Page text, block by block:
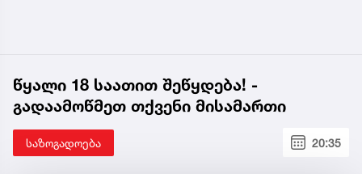
წყალი 18 საათით შეწყდება! -
გადაამოწმეთ თქვენი მისამართი
საზოგადოება 20:35